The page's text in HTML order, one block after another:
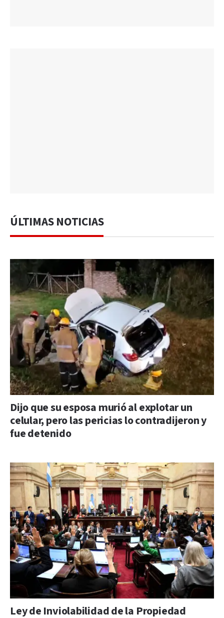
ÚLTIMAS NOTICIAS
Dijo que su esposa murió al explotar un
celular, pero las pericias lo contradijeron y
fue detenido
Ley de Inviolabilidad de la Propiedad